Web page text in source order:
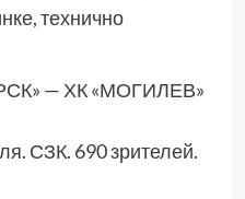
технично
— ХК «МОГИЛЕВ»
СЗК. 690 зрителей.